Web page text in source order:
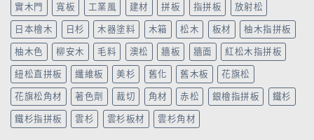
實木門 寬板 工業風 建材 拼板 指拼板 放射松
日本檜木 日杉 木器塗料 木箱 松木 板材 柚木指拼板
柚木色 柳安木 毛料 澳松 牆板 牆面 紅松木指拼板
紐松直拼板 纖維板 美杉 舊化 舊木板 花旗松
花旗松角材 著色劑 裁切 角材 赤松 銀檜指拼板 鐵杉
鐵杉指拼板 雲杉 雲杉板材 雲杉角材